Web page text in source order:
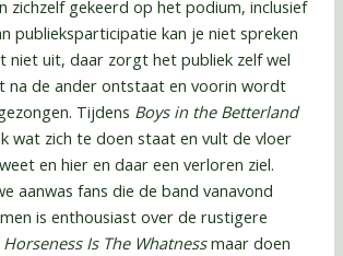
zichzelf gekeerd op het podium, inclusief
publieksparticipatie kan je niet spreken
niet uit, daar zorgt het publiek zelf wel
na de ander ontstaat en voorin wordt
Tijdens Boys in the Betterland
wat zich te doen staat en vult de vloer
en hier en daar een verloren ziel.
aanwas fans die de band vanavond
is enthousiast over de rustigere
Horseness Is The Whatnessmaar doen